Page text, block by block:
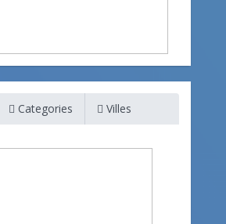
Categories Villes